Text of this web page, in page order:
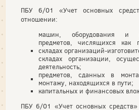
ПБУ 6/01 «Учет основных
отношении:
машин, оборудования и
предметов, числящихся как
складах организаций-
складах организации,
деятельность;
предметов, сданных в
монтажу, находящихся в пути;
капитальных и финансовых
ПБУ 6/01 «Учет основных